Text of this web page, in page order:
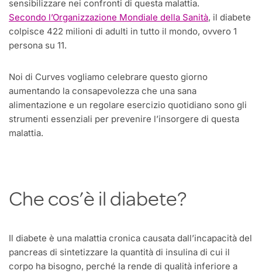
sensibilizzare nei confronti di questa malattia.
Secondo l’Organizzazione Mondiale della Sanità, il diabete
colpisce 422 milioni di adulti in tutto il mondo, ovvero 1
persona su 11.
Noi di Curves vogliamo celebrare questo giorno
aumentando la consapevolezza che una sana
alimentazione e un regolare esercizio quotidiano sono gli
strumenti essenziali per prevenire l’insorgere di questa
malattia.
Che cos’è il diabete?
Il diabete è una malattia cronica causata dall’incapacità del
pancreas di sintetizzare la quantità di insulina di cui il
corpo ha bisogno, perché la rende di qualità inferiore a